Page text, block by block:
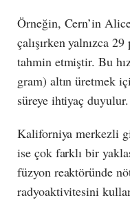
Örneğin, Cern’in
çalışırken yalnızca
tahmin etmiştir. Bu
gram) altın üretmek
süreye ihtiyaç duyulur.
Kaliforniya merkezli
ise çok farklı bir
füzyon reaktöründe
radyoaktivitesini